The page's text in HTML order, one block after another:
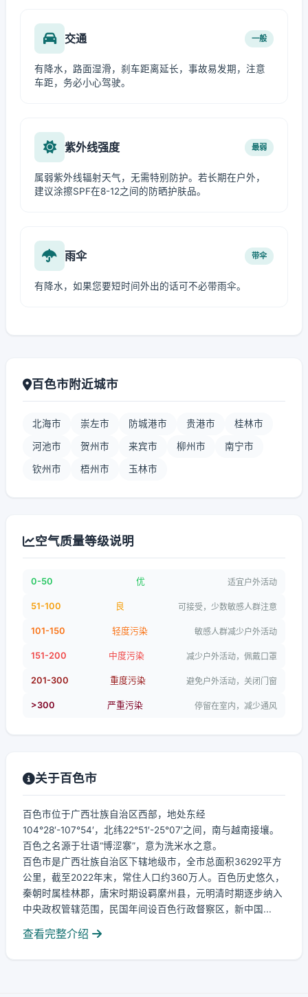
交通 一般
有降水，路面湿滑，刹车距离延长，事故易发期，注意
车距，务必小心驾驶。
紫外线强度 最弱
属弱紫外线辐射天气，无需特别防护。若长期在户外，
建议涂擦SPF在8-12之间的防晒护肤品。
雨伞 带伞
有降水，如果您要短时间外出的话可不必带雨伞。
百色市附近城市
北海市 崇左市 防城港市 贵港市 桂林市
河池市 贺州市 来宾市 柳州市 南宁市
钦州市 梧州市 玉林市
空气质量等级说明
0-50 优 适宜户外活动
51-100 良 可接受，少数敏感人群注意
101-150 轻度污染 敏感人群减少户外活动
151-200 中度污染 减少户外活动，佩戴口罩
201-300 重度污染 避免户外活动，关闭门窗
>300 严重污染 停留在室内，减少通风
关于百色市
百色市位于广西壮族自治区西部，地处东经
104°28′-107°54′，北纬22°51′-25°07′之间，南与越南接壤。
百色之名源于壮语“博涩寨”，意为洗米水之意。
百色市是广西壮族自治区下辖地级市，全市总面积36292平方
公里，截至2022年末，常住人口约360万人。百色历史悠久，
秦朝时属桂林郡，唐宋时期设羁縻州县，元明清时期逐步纳入
中央政权管辖范围，民国年间设百色行政督察区，新中国...
查看完整介绍